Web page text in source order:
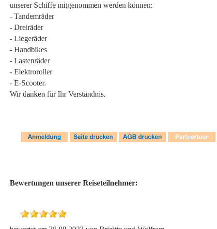
unserer Schiffe mitgenommen werden können:
- Tandemräder
- Dreiräder
- Liegeräder
- Handbikes
- Lastenräder
- Elektroroller
- E-Scooter.
Wir danken für Ihr Verständnis.
Bewertungen unserer Reiseteilnehmer: